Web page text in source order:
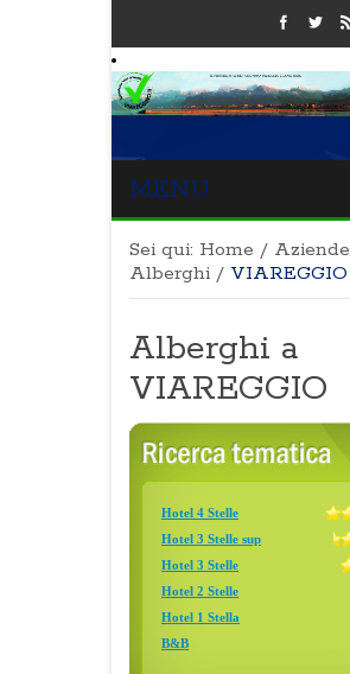
MENU
Sei qui: Home / Aziende
Alberghi / VIAREGGIO
Alberghi a
VIAREGGIO
Hotel 4 Stelle
Hotel 3 Stelle sup
Hotel 3 Stelle
Hotel 2 Stelle
Hotel 1 Stella
B&B